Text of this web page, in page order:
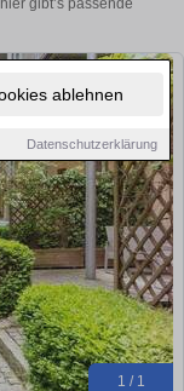
ablehnen
Datenschutzerklärung
gibt’s passende
1 / 1